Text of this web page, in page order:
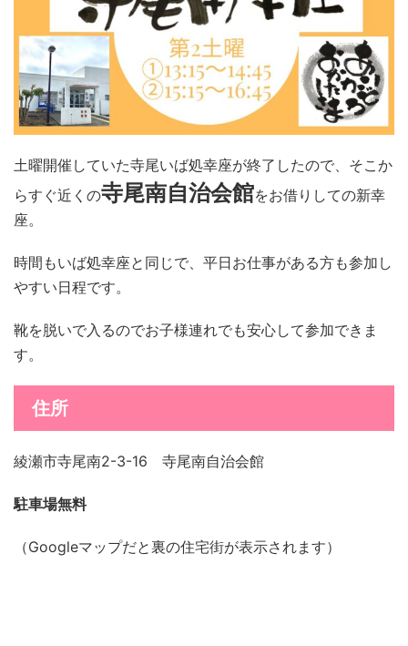
土曜開催していた寺尾いば処幸座が終了したので、そこか
らすぐ近くの寺尾南自治会館をお借りしての新幸
座。
時間もいば処幸座と同じで、平日お仕事がある方も参加し
やすい日程です。
靴を脱いで入るのでお子様連れでも安心して参加できま
す。
住所
綾瀬市寺尾南2-3-16 寺尾南自治会館
駐車場無料
（Googleマップだと裏の住宅街が表示されます）